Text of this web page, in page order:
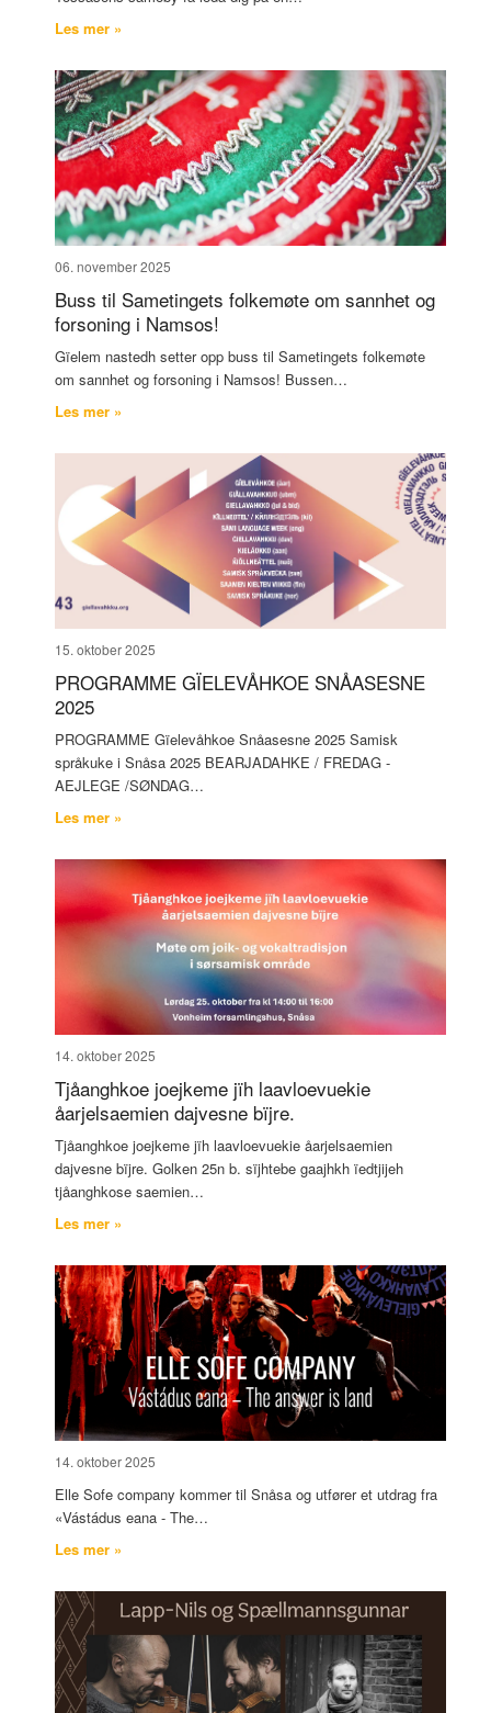
Les mer »
06. november 2025
Buss til Sametingets folkemøte om sannhet og
forsoning i Namsos!
Gïelem nastedh setter opp buss til Sametingets folkemøte
om sannhet og forsoning i Namsos! Bussen…
Les mer »
15. oktober 2025
PROGRAMME GÏELEVÅHKOE SNÅASESNE
2025
PROGRAMME Gïelevåhkoe Snåasesne 2025 Samisk
språkuke i Snåsa 2025 BEARJADAHKE / FREDAG -
AEJLEGE /SØNDAG…
Les mer »
14. oktober 2025
Tjåanghkoe joejkeme jïh laavloevuekie
åarjelsaemien dajvesne bïjre.
Tjåanghkoe joejkeme jïh laavloevuekie åarjelsaemien
dajvesne bïjre. Golken 25n b. sïjhtebe gaajhkh ïedtjijeh
tjåanghkose saemien…
Les mer »
14. oktober 2025
Elle Sofe company kommer til Snåsa og utfører et utdrag fra
«Vástádus eana - The…
Les mer »